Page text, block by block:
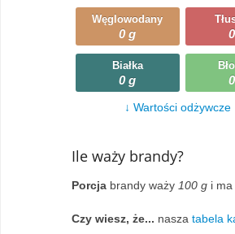
Wczytywanie
Słodycze, desery,
Wczytywanie
Warzywa
Wczytywanie
Wczytywanie
Węglowodany
0 g
Białka
0 g
↓ Wartości odżywcze
Ile waży brandy?
Porcja brandy waży 100 g i ma
Czy wiesz, że... nasza tabela